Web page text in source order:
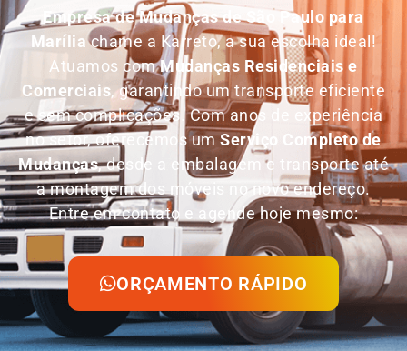
Empresa deMudanças de São Paulo para
Maríliachame a Karreto, a sua escolha ideal!
Atuamos comMudanças Residenciais e
Comerciais, garantindo um transporte eficiente
e sem complicações. Com anos de experiência
no setor, oferecemos umServiço Completo de
Mudanças, desde a embalagem e transporte até
a montagem dos móveis no novo endereço.
Entre em contato e agende hoje mesmo:
ORÇAMENTO RÁPIDO